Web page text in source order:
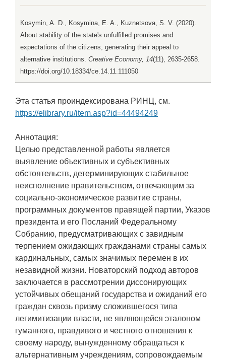
Kosymin, A. D., Kosymina, E. A., Kuznetsova, S. V. (2020).
About stability of the state's unfulfilled promises and
expectations of the citizens, generating their appeal to
alternative institutions. Creative Economy, 14(11), 2635-2658.
https://doi.org/10.18334/ce.14.11.111050
Эта статья проиндексирована РИНЦ, см.
https://elibrary.ru/item.asp?id=44494249
Аннотация:
Целью представленной работы является
выявление объективных и субъективных
обстоятельств, детерминирующих стабильное
неисполнение правительством, отвечающим за
социально-экономическое развитие страны,
программных документов правящей партии, Указов
президента и его Посланий Федеральному
Собранию, предусматривающих с завидным
терпением ожидающих гражданами страны самых
кардинальных, самых значимых перемен в их
незавидной жизни. Новаторский подход авторов
заключается в рассмотрении диссонирующих
устойчивых обещаний государства и ожиданий его
граждан сквозь призму сложившегося типа
легимитизации власти, не являющейся эталоном
гуманного, правдивого и честного отношения к
своему народу, вынужденному обращаться к
альтернативным учреждениям, сопровождаемым